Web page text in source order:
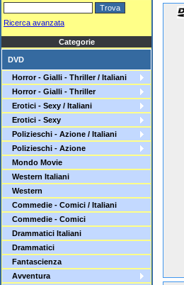
Ricerca avanzata
Categorie
DVD
Horror - Gialli - Thriller / Italiani
Horror - Gialli - Thriller
Erotici - Sexy / Italiani
Erotici - Sexy
Polizieschi - Azione / Italiani
Polizieschi - Azione
Mondo Movie
Western Italiani
Western
Commedie - Comici / Italiani
Commedie - Comici
Drammatici Italiani
Drammatici
Fantascienza
Avventura